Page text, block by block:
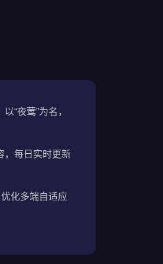
“夜莺”为名，
，每日实时更新
化多端自适应